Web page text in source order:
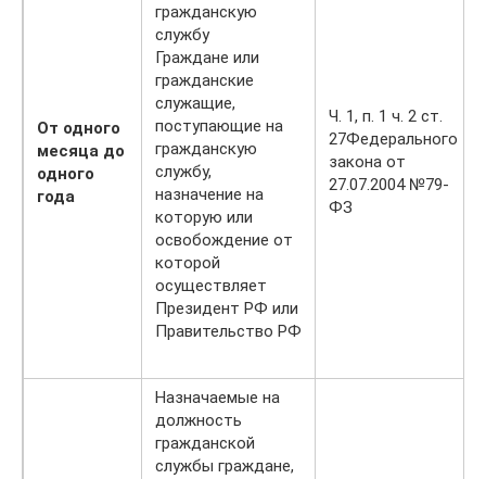
От одного
месяца до
одного
года
гражданскую
службу
Граждане или
гражданские
служащие,
поступающие на
гражданскую
службу,
назначение на
которую или
освобождение от
которой
осуществляет
Президент РФ или
Правительство РФ
Ч. 1, п. 1 ч. 2 ст.
27Федерального
закона от
27.07.2004 №79-
ФЗ
Назначаемые на
должность
гражданской
службы граждане,